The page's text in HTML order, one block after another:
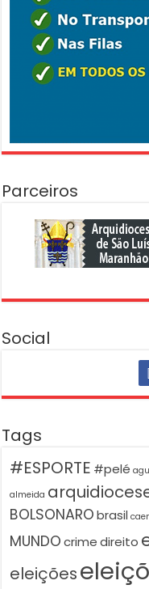
Parceiros
Social
Tags
#ESPORTE #pelé
almeida
BOLSONARO brasil
MUNDO crime direito
eleições